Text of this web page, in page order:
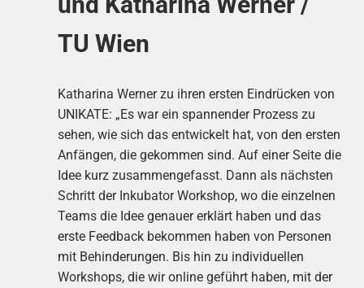
TU Wien
Katharina Werner zu ihren ersten Eindrücken von
UNIKATE: „Es war ein spannender Prozess zu
sehen, wie sich das entwickelt hat, von den ersten
Anfängen, die gekommen sind. Auf einer Seite die
Idee kurz zusammengefasst. Dann als nächsten
Schritt der Inkubator Workshop, wo die einzelnen
Teams die Idee genauer erklärt haben und das
erste Feedback bekommen haben von Personen
mit Behinderungen. Bis hin zu individuellen
Workshops, die wir online geführt haben, mit der